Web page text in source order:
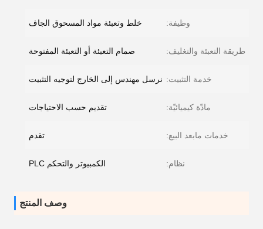
وظيفة: خلط وتعبئة مواد المسحوق الجاف
طريقة التعبئة والتغليف: صمام التعبئة أو التعبئة المفتوحة
خدمة التثبيت: نرسل مهندس إلى الخارج لتوجيه التثبيت
مادّة كيميائيّة: تقديم حسب الاحتياجات
خدمات مابعد البيع: تقدم
نظام: الكمبيوتر والتحكم PLC
وصف المنتج